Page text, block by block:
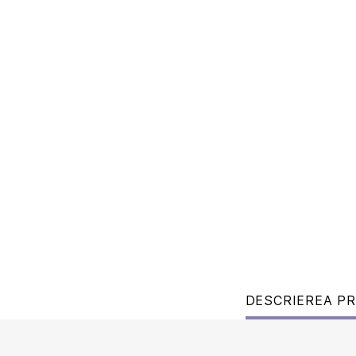
DESCRIEREA